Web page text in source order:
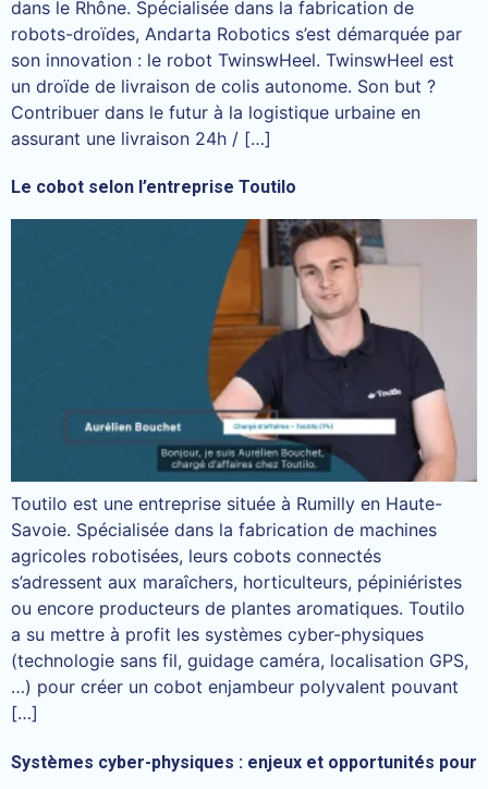
dans le Rhône. Spécialisée dans la fabrication de
robots-droïdes, Andarta Robotics s’est démarquée par
son innovation : le robot TwinswHeel. TwinswHeel est
un droïde de livraison de colis autonome. Son but ?
Contribuer dans le futur à la logistique urbaine en
assurant une livraison 24h / […]
Le cobot selon l’entreprise Toutilo
Toutilo est une entreprise située à Rumilly en Haute-
Savoie. Spécialisée dans la fabrication de machines
agricoles robotisées, leurs cobots connectés
s’adressent aux maraîchers, horticulteurs, pépiniéristes
ou encore producteurs de plantes aromatiques. Toutilo
a su mettre à profit les systèmes cyber-physiques
(technologie sans fil, guidage caméra, localisation GPS,
…) pour créer un cobot enjambeur polyvalent pouvant
[…]
Systèmes cyber-physiques : enjeux et opportunités pour